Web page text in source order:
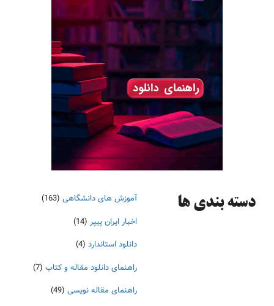
دسته‌ بندی ها آموزش های دانشگاهی (163)
اخبار ایران پیپر (14)
دانلود استاندارد (4)
راهنمای دانلود مقاله و کتاب (7)
راهنمای مقاله نویسی (49)